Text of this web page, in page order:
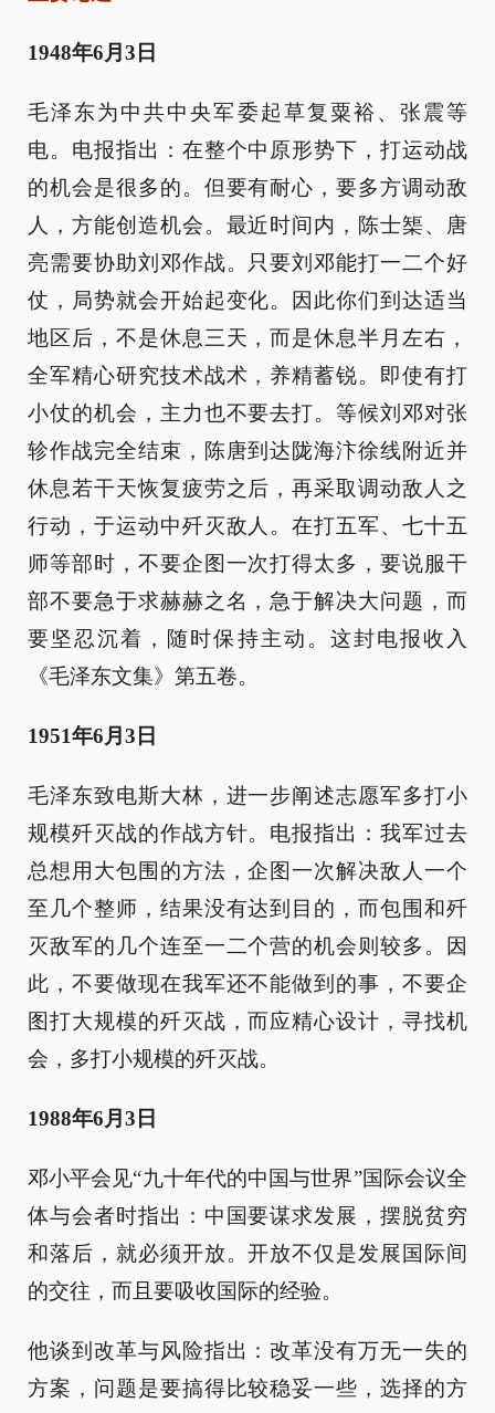
1948年6月3日
毛泽东为中共中央军委起草复粟裕、张震等
电。电报指出：在整个中原形势下，打运动战
的机会是很多的。但要有耐心，要多方调动敌
人，方能创造机会。最近时间内，陈士榘、唐
亮需要协助刘邓作战。只要刘邓能打一二个好
仗，局势就会开始起变化。因此你们到达适当
地区后，不是休息三天，而是休息半月左右，
全军精心研究技术战术，养精蓄锐。即使有打
小仗的机会，主力也不要去打。等候刘邓对张
轸作战完全结束，陈唐到达陇海汴徐线附近并
休息若干天恢复疲劳之后，再采取调动敌人之
行动，于运动中歼灭敌人。在打五军、七十五
师等部时，不要企图一次打得太多，要说服干
部不要急于求赫赫之名，急于解决大问题，而
要坚忍沉着，随时保持主动。这封电报收入
《毛泽东文集》第五卷。
1951年6月3日
毛泽东致电斯大林，进一步阐述志愿军多打小
规模歼灭战的作战方针。电报指出：我军过去
总想用大包围的方法，企图一次解决敌人一个
至几个整师，结果没有达到目的，而包围和歼
灭敌军的几个连至一二个营的机会则较多。因
此，不要做现在我军还不能做到的事，不要企
图打大规模的歼灭战，而应精心设计，寻找机
会，多打小规模的歼灭战。
1988年6月3日
邓小平会见“九十年代的中国与世界”国际会议全
体与会者时指出：中国要谋求发展，摆脱贫穷
和落后，就必须开放。开放不仅是发展国际间
的交往，而且要吸收国际的经验。
他谈到改革与风险指出：改革没有万无一失的
方案，问题是要搞得比较稳妥一些，选择的方